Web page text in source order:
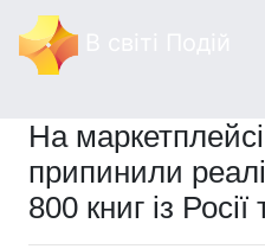
На
припинили
800 книг із Росії